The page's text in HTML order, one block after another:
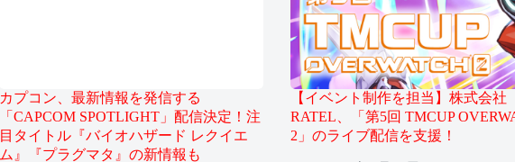
カプコン、最新情報を発信する
「CAPCOM SPOTLIGHT」配信決定！注
目タイトル『バイオハザード レクイエ
ム』『プラグマタ』の新情報も
【イベント制作を担当】株式会社
RATEL、「第5回 TMCUP
2」のライブ配信を支援！